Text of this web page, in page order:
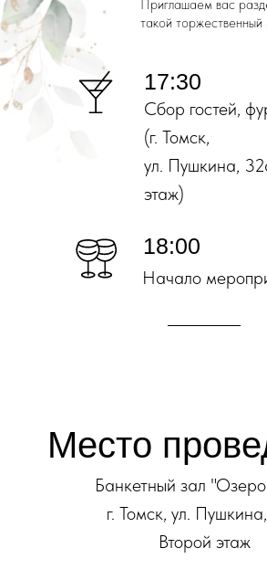
17:30
Сбор гостей,
(г. Томск,
ул. Пушкина,
этаж)
18:00
Начало
Приглашаем вас
такой
Место
Банкетный зал
г. Томск, ул.
Второй этаж